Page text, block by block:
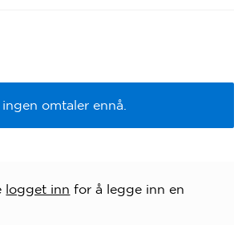
omtaler ennå.
logget inn for å legge inn en